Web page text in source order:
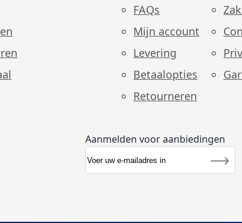
FAQs
Mijn account
Levering
Betaalopties
Retourneren
Aanmelden voor aanbiedingen
Nieuwsbrief